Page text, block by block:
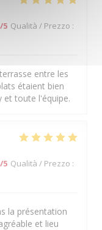
/5 Qualità / Prezzo :
entre les
étaient bien
et toute l'équipe.
/5 Qualità / Prezzo :
la présentation
et lieu